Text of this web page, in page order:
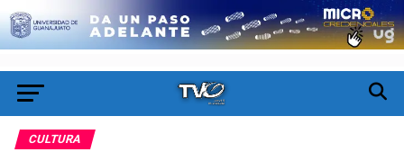
CULTURA